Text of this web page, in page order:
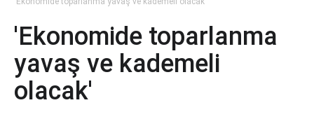
'Ekonomide toparlanma
yavaş ve kademeli
olacak'